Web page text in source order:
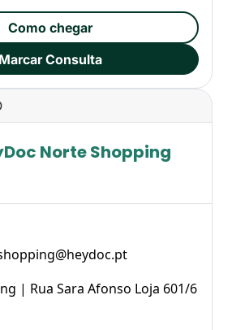
Como chegar
Marcar Consulta
Norte Shopping
| Rua Sara Afonso Loja 601/6